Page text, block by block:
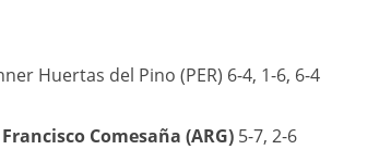
Huertas del Pino (PER) 6-4, 1-6, 6-4
Comesaña (ARG)5-7, 2-6